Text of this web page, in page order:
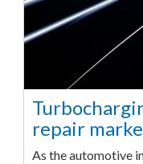
repair
As the automotive